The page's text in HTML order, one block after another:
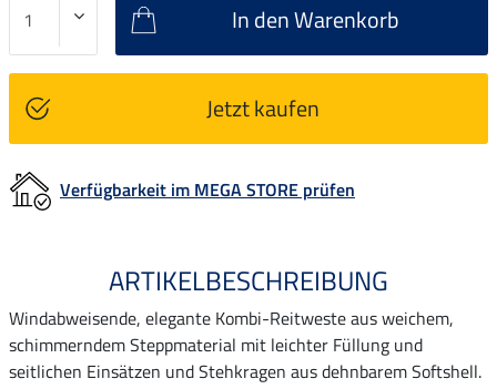
In den Warenkorb
Jetzt kaufen
Verfügbarkeit im MEGA STORE prüfen
ARTIKELBESCHREIBUNG
Windabweisende, elegante Kombi-Reitweste aus weichem,
schimmerndem Steppmaterial mit leichter Füllung und
seitlichen Einsätzen und Stehkragen aus dehnbarem Softshell.